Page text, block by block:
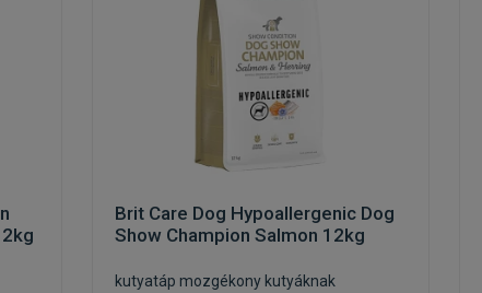
Brit Care Dog Hypoallergenic Dog
Show Champion Salmon 12kg
kutyatáp mozgékony kutyáknak